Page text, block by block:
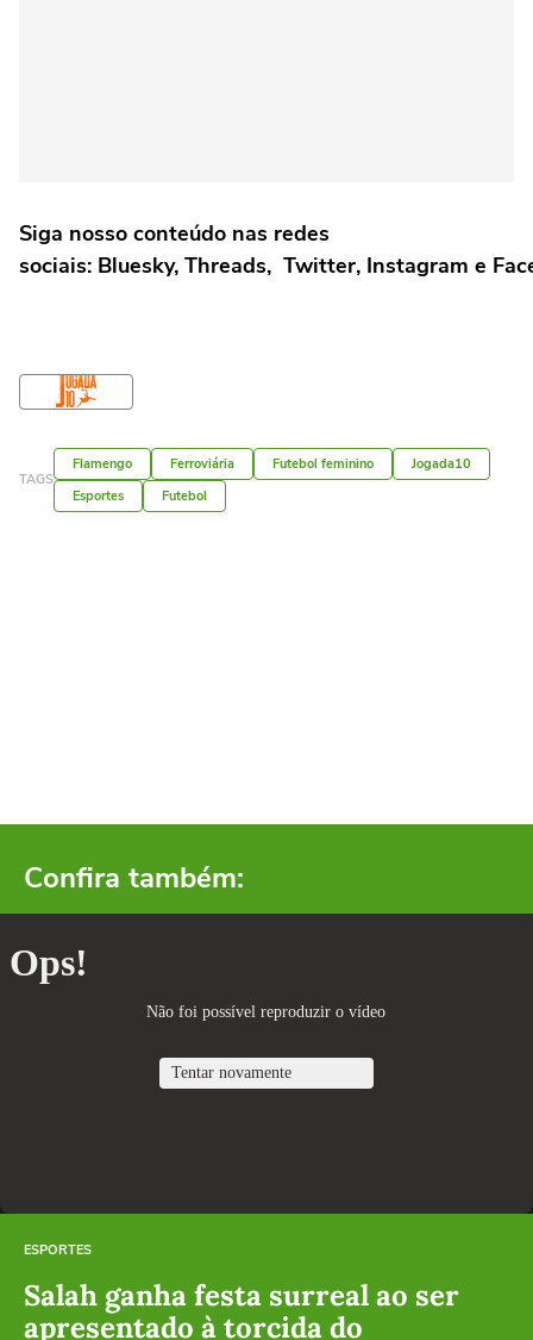
Siga nosso conteúdo nas redes
sociais: Bluesky, Threads, Twitter, Instagram e
TAGS
Flamengo Ferroviária Futebol feminino
Jogada10
Esportes
Futebol
Confira também:
ESPORTES
Salah ganha festa surreal ao ser
apresentado à torcida do